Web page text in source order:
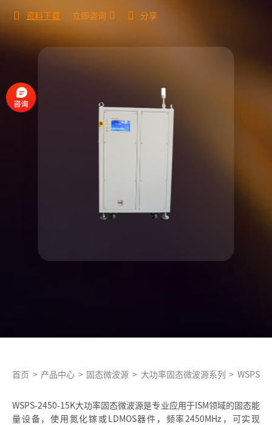
资料下载 立即咨询 分享
首页 > 产品中心 > 固态微波源 > 大功率固态微波源系列 > WSPS-
WSPS-2450-15K大功率固态微波源是专业应用于ISM领域的固态能
量设备，使用氮化镓或LDMOS器件，频率2450MHz，可实现